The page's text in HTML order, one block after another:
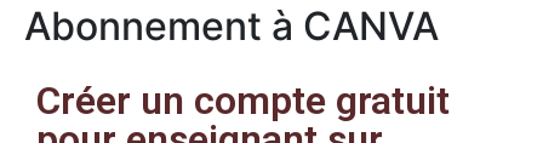
Abonnement à CANVA
Créer un compte gratuit